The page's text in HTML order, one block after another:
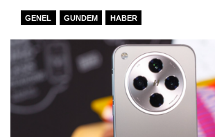
GENEL GUNDEM HABER